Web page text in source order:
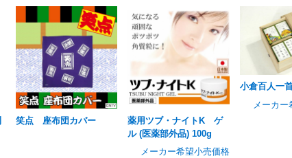
笑点 座布団カバー
薬用ツブ・ナイトK ゲ
ル (医薬部外品) 100g
メーカー希望小売価格
小倉百人一
メーカ